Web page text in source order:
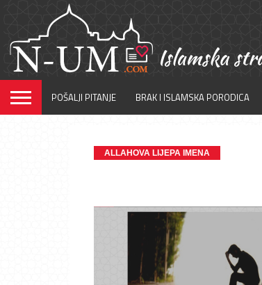
POŠALJI PITANJE BRAK I ISLAMSKA PORODICA
ALLAHOVA LIJEPA IMENA